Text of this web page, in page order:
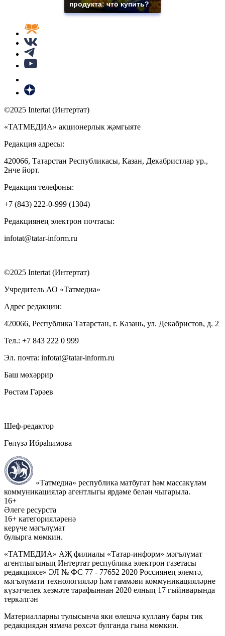
продукта: что купить?
©2025 Intertat (Интертат)
«ТАТМЕДИА» акционерлык җәмгыяте
Редакция адресы:
420066, Татарстан Республикасы, Казан, Декабристлар ур.,
2нче йорт.
Редакция телефоны:
+7 (843) 222-0-999 (1304)
Редакциянең электрон почтасы:
infotat@tatar-inform.ru
©2025 Intertat (Интертат)
Учредитель АО «Татмедиа»
Адрес редакции:
420066, Республика Татарстан, г. Казань, ул. Декабристов, д. 2
Тел.: +7 843 222 0 999
Эл. почта: infotat@tatar-inform.ru
Баш мөхәррир
Рөстәм Гәрәев
Шеф-редактор
Гөлүзә Ибраһимова
«Татмедиа» республика матбугат һәм массакүләм
коммуникацияләр агентлыгы ярдәме белән чыгарыла.
16+
Әлеге ресурста
16+ категорияләренә
керүче мәгълүмат
булырга мөмкин.
«ТАТМЕДИА» АҖ филиалы «Татар-информ» мәгълүмат
агентлыгының Интертат республика электрон газетасы
редакциясе» ЭЛ № ФС 77 - 77652 2020 Россиянең элемтә,
мәгълүмати технологияләр һәм гаммәви коммуникацияләрне
күзәтчелек хезмәте тарафыннан 2020 елның 17 гыйнварында
теркәлгән
Материалларны тулысынча яки өлешчә куллану бары тик
редакциядән язмача рөхсәт булганда гына мөмкин.